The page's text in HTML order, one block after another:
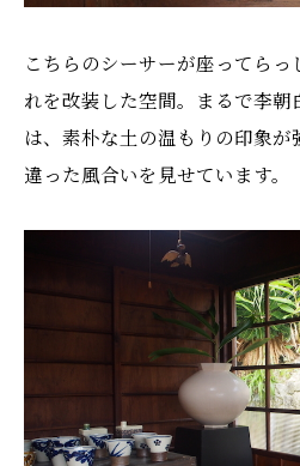
こちらのシーサーが座ってらっ
れを改装した空間。まるで李
は、素朴な土の温もりの印象
違った風合いを見せています。